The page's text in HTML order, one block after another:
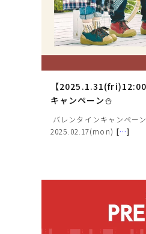
【
キャンペーン⛄
バレンタインキャンペー
2025.02.17(mon) […]
びいただけます。
いただけま
時」、「16
ております
品は原則としてご遠慮願います。
ターにより色目に相違が生じる場合が
使用にならないで下さい。お使いにな
されることがあります。予めご了承下
部商品にて割引率が異なります
いします。